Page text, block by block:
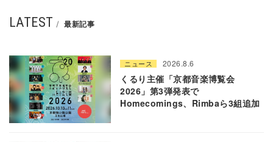
LATEST 最新記事
ニュース 2026.8.6
くるり主催「京都音楽博覧会
2026」第3弾発表で
Homecomings、Rimbaら3組追加